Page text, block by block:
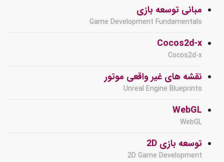
مبانی توسعه بازی
Game Development Fundamentals
Cocos2d-x
Cocos2d-x
نقشه های غیر واقعی موتور
Unreal Engine Blueprints
WebGL
WebGL
توسعه بازی 2D
2D Game Development